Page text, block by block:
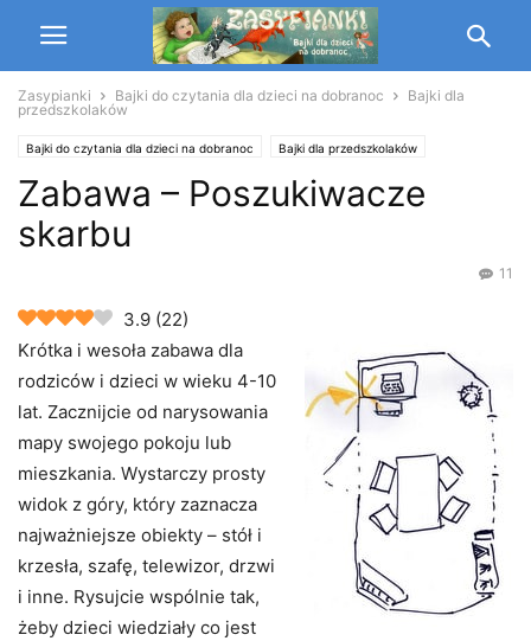
Zasypianki Bajki do czytania dla dzieci na dobranoc
Bajki dla
przedszkolaków
Bajki do czytania dla dzieci na dobranoc Bajki dla przedszkolaków
Zabawa – Poszukiwacze
skarbu
11
3.9 (22)
Krótka i wesoła zabawa dla
rodziców i dzieci w wieku 4-10
lat. Zacznijcie od narysowania
mapy swojego pokoju lub
mieszkania. Wystarczy prosty
widok z góry, który zaznacza
najważniejsze obiekty – stół i
krzesła, szafę, telewizor, drzwi
i inne. Rysujcie wspólnie tak,
żeby dzieci wiedziały co jest